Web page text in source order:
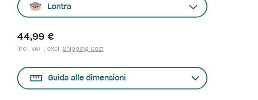
Lontra
44,99 €
incl. VAT , excl. Shipping Cost
Guida alle dimensioni